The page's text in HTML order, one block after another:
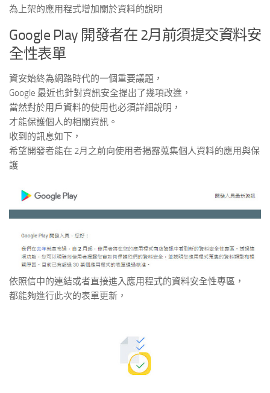
為上架的應用程式增加關於資料的說明
Google Play 開發者在 2月前須提交資料安
全性表單
資安始終為網路時代的一個重要議題，
Google 最近也針對資訊安全提出了幾項改進，
當然對於用戶資料的使用也必須詳細說明，
才能保護個人的相關資訊。
收到的訊息如下，
希望開發者能在 2月之前向使用者揭露蒐集個人資料的應用與保
護
依照信中的連結或者直接進入應用程式的資料安全性專區，
都能夠進行此次的表單更新，